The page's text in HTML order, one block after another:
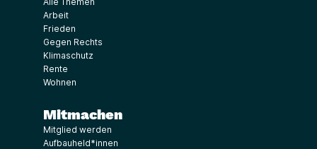
Arbeit
Frieden
Gegen Rechts
Klimaschutz
Rente
Wohnen
Mitmachen
Mitglied werden
Aufbauheld*innen